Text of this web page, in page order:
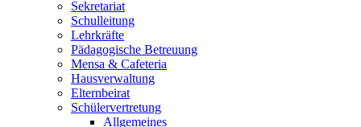
Sekretariat
Schulleitung
Lehrkräfte
Pädagogische Betreuung
Mensa & Cafeteria
Hausverwaltung
Elternbeirat
Schülervertretung
Allgemeines